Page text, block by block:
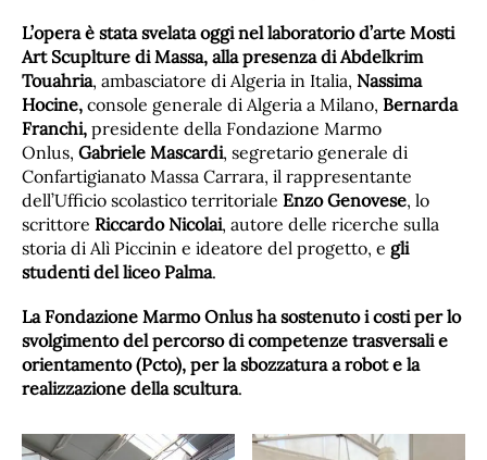
L’opera è stata svelata oggi nel laboratorio d’arte Mosti
Art Scuplture di Massa, alla presenza di Abdelkrim
Touahria, ambasciatore di Algeria in Italia, Nassima
Hocine, console generale di Algeria a Milano, Bernarda
Franchi, presidente della Fondazione Marmo
Onlus, Gabriele Mascardi, segretario generale di
Confartigianato Massa Carrara, il rappresentante
dell’Ufficio scolastico territoriale Enzo Genovese, lo
scrittore Riccardo Nicolai, autore delle ricerche sulla
storia di Alì Piccinin e ideatore del progetto, e gli
studenti del liceo Palma.
La Fondazione Marmo Onlus ha sostenuto i costi per lo
svolgimento del percorso di competenze trasversali e
orientamento (Pcto), per la sbozzatura a robot e la
realizzazione della scultura.